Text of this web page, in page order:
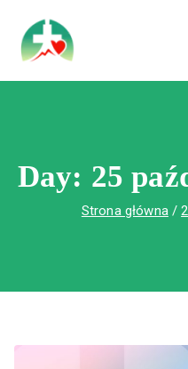
treści
Wojewódzki
Św. Rafała w
Day: 25
Strona główna